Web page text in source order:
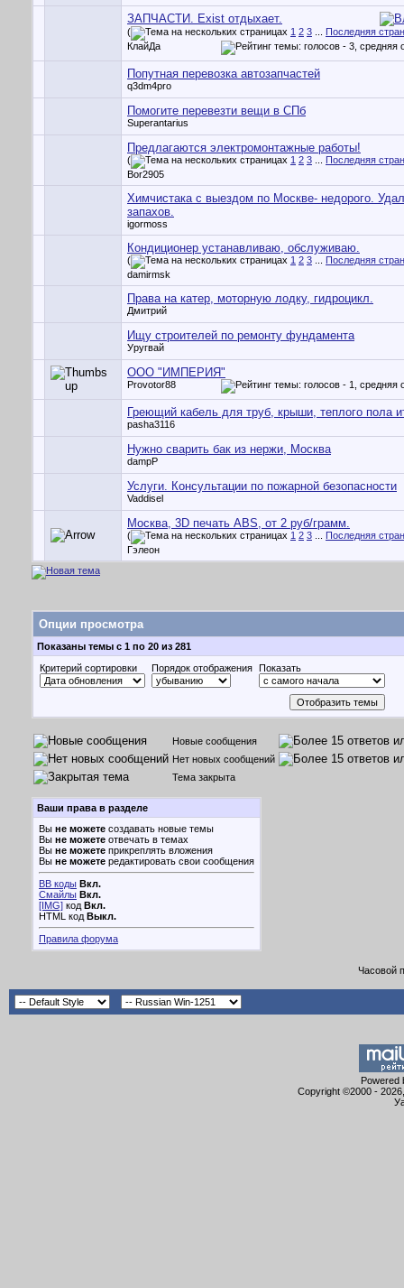
ЗАПЧАСТИ. Exist отдыхает.
( 1 2 3
Последняя
КлайДа
Попутная перевозка автозапчастей
q3dm4pro
Помогите перевезти вещи в СПб
Superantarius
Предлагаются электромонтажные работы!
( 1 2 3
Последняя
Bor2905
Химчистака с выездом по Москве- недорого.
запахов.
igormoss
Кондиционер устанавливаю, обслуживаю.
( 1 2 3
Последняя
damirmsk
Права на катер, моторную лодку, гидроцикл.
Дмитрий
Ищу строителей по ремонту фундамента
Уругвай
ООО "ИМПЕРИЯ"
Provotor88
Греющий кабель для труб, крыши, теплого пола
pasha3116
Нужно сварить бак из нержи, Москва
dampP
Услуги. Консультации по пожарной безопасности
Vaddisel
Москва, 3D печать ABS, от 2 руб/грамм.
( 1 2 3
Последняя
Гэлеон
Опции просмотра
Показаны темы с 1 по 20 из 281
Критерий сортировки
Порядок отображения Показать
Новые сообщения
Нет новых сообщений
Тема закрыта
Ваши права в разделе
Вы не можете создавать новые темы
Вы не можете отвечать в темах
Вы не можете прикреплять вложения
Вы не можете редактировать свои сообщения
BB коды Вкл.
Смайлы Вкл.
[IMG] код Вкл.
HTML код Выкл.
Правила форума
Часовой
Powered
Copyright ©2000 -